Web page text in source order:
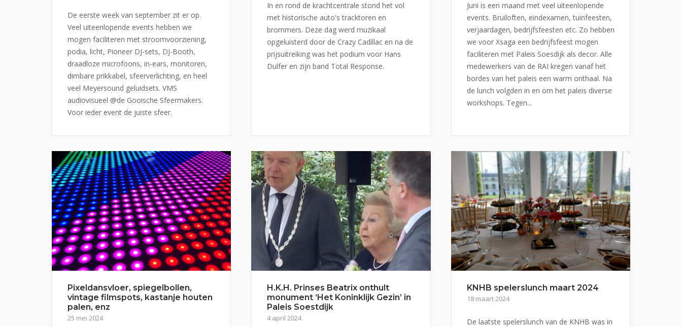
De eerste week van september zit er op.
Veel uiteenlopende events hebben we
mogen faciliteren met stroomvoorziening,
podia, licht, Pioneer DJ-sets, DJ-Booth,
draadloze microfoons, in-ears, monitoren,
dimbare prikkabel, sfeerverlichting, en heel
veel Meyersound geluidsets. VMS
audiovisueel @de Gooische Sfeermakers.
Voor ieder event de juiste sfeer.
In en rond de krachtcentrale stond het vol
met historische auto's tracktoren en
brommers. Deze dag werd muzikaal
opgeluisterd door de Crazy Cadillac en na de
prijsuitreiking was het podium voor Hans
Dulfer en zijn band Total Response.
Juni is een maand met veel uiteenlopende
events. Bruiloften, eindexamen, tuinfeesten,
verjaardagen, bedrijfsfeesten etc. Zo hebben
we voor Xsaga een bedrijfsfeest mogen
faciliteren met Paleis Soesdijk als decor. Alle
medewerkers van de RAI kregen vanaf het
bordes van het paleis een warm onthaal. Na
de lunch volgden in en om het paleis diverse
workshops. Tegen...
Pixeldansvloer, spiegelbollen,
vintage filmspots, kastanje houten
palen, enz
25 mei 2024
H.K.H. Prinses Beatrix onthult
monument ‘Het Koninklijk Gezin’ in
Paleis Soestdijk
4 april 2024
KNHB spelerslunch maart 2024
18 maart 2024
De laatste spelerslunch van de KNHB was in